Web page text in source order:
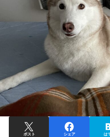
ポスト シェア は